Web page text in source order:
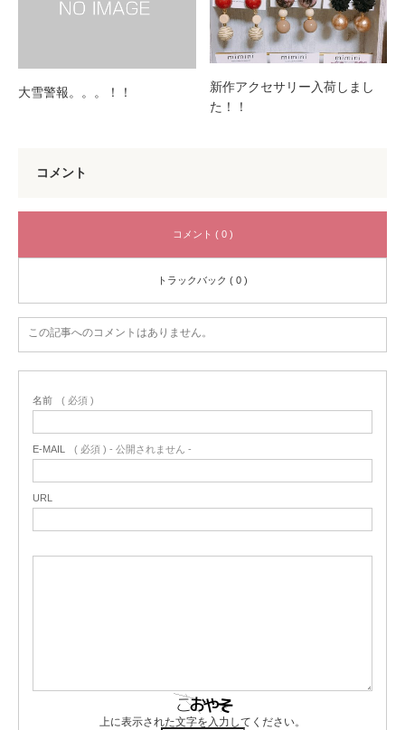
大雪警報。。。！！
新作アクセサリー入荷しまし
た！！
コメント
コメント ( 0 )
トラックバック ( 0 )
この記事へのコメントはありません。
名前 ( 必須 )
E-MAIL ( 必須 ) - 公開されません -
URL
上に表示された文字を入力してください。